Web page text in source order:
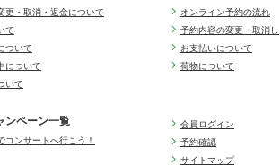
更・取消・返金について
て
ついて
について
いて
オンライン予約の流れ
予約内容の変更・取消し
お支払いについて
荷物について
ンペーン一覧
コンサートへ行こう！
会員ログイン
予約確認
サイトマップ